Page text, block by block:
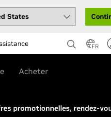
FR
Acheter
promotionnelles, rendez-